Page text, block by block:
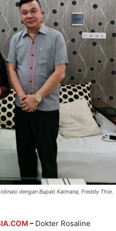
dengan Bupati Kaimana, Freddy Thie.
– Dokter Rosaline